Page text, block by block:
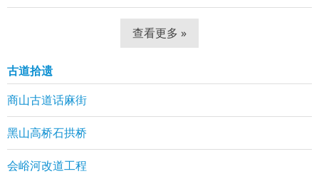
查看更多 »
古道拾遗
商山古道话麻街
黑山高桥石拱桥
会峪河改道工程